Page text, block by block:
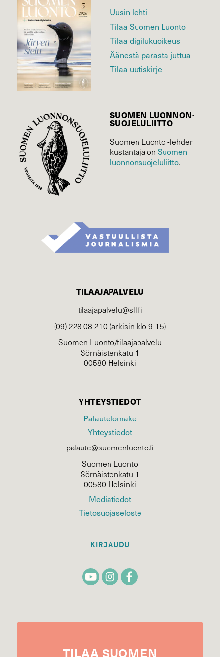
Uusin lehti
Tilaa Suomen Luonto
Tilaa digilukuoikeus
Äänestä parasta juttua
Tilaa uutiskirje
SUOMEN LUONNON­
SUOJELU­LIITTO
Suomen Luonto -lehden
kustantaja onSuomen
luonnonsuojelu­liitto.
TILAAJAPALVELU
tilaajapalvelu@sll.fi
(09) 228 08 210 (arkisin klo 9-15)
Suomen Luonto/tilaajapalvelu
Sörnäistenkatu 1
00580 Helsinki
YHTEYSTIEDOT
Palautelomake
Yhteystiedot
palaute@suomenluonto.fi
Suomen Luonto
Sörnäistenkatu 1
00580 Helsinki
Mediatiedot
Tietosuojaseloste
KIRJAUDU
TILAA SUOMEN